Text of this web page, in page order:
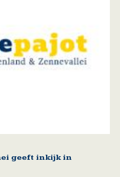
geeft inkijk in